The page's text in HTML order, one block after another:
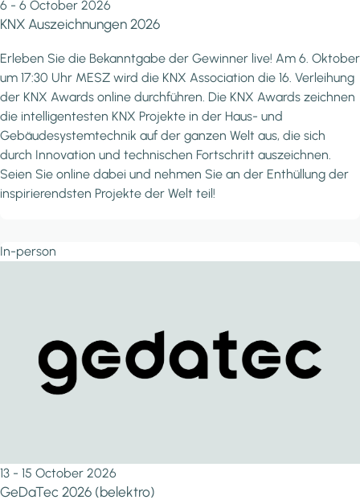
6 - 6 October 2026
KNX Auszeichnungen 2026
Erleben Sie die Bekanntgabe der Gewinner live! Am 6. Oktober
um 17:30 Uhr MESZ wird die KNX Association die 16. Verleihung
der KNX Awards online durchführen. Die KNX Awards zeichnen
die intelligentesten KNX Projekte in der Haus- und
Gebäudesystemtechnik auf der ganzen Welt aus, die sich
durch Innovation und technischen Fortschritt auszeichnen.
Seien Sie online dabei und nehmen Sie an der Enthüllung der
inspirierendsten Projekte der Welt teil!
In-person
13 - 15 October 2026
GeDaTec 2026 (belektro)